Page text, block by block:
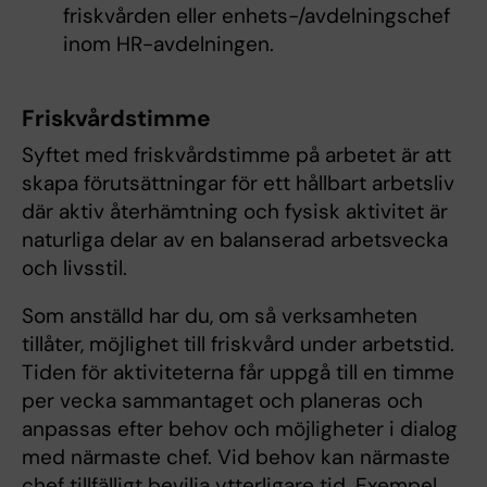
friskvården eller enhets-/avdelningschef
inom HR-avdelningen.
Friskvårdstimme
Syftet med friskvårdstimme på arbetet är att
skapa förutsättningar för ett hållbart arbetsliv
där aktiv återhämtning och fysisk aktivitet är
naturliga delar av en balanserad arbetsvecka
och livsstil.
Som anställd har du, om så verksamheten
tillåter, möjlighet till friskvård under arbetstid.
Tiden för aktiviteterna får uppgå till en timme
per vecka sammantaget och planeras och
anpassas efter behov och möjligheter i dialog
med närmaste chef. Vid behov kan närmaste